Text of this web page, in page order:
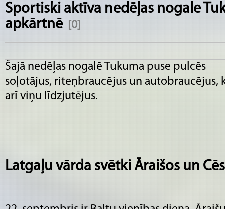
Sportiski aktīva nedēļas nogale
apkārtnē
[0]
Šajā nedēļas nogalē Tukuma puse pulcēs
soļotājus, riteņbraucējus un autobraucējus,
arī viņu līdzjutējus.
Latgaļu vārda svētki Āraišos un